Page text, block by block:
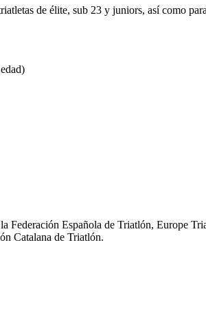
de élite, sub 23 y juniors, así como
Federación Española de Triatlón, Europe
Catalana de Triatlón.